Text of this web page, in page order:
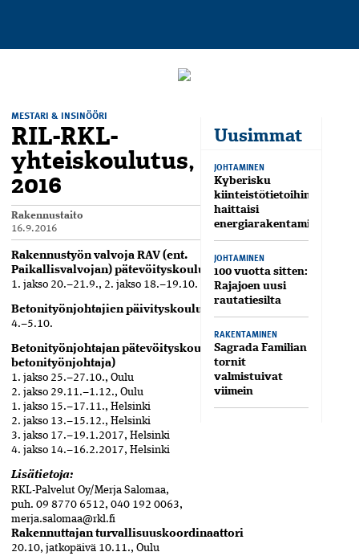
Uusimmat
JOHTAMINEN
Kyberisku
kiinteistötietoihin
haittaisi
energiarakentamista
JOHTAMINEN
100 vuotta sitten:
Rajajoen uusi
rautatiesilta
RAKENTAMINEN
Sagrada Familian
tornit
valmistuivat
viimein
MESTARI & INSINÖÖRI
RIL-RKL-
yhteiskoulutus, syksy
2016
Rakennustaito
16.9.2016
Rakennustyön valvoja RAV (ent.
Paikallisvalvojan) pätevöityskoulutus, Helsinki
1. jakso 20.–21.9., 2. jakso 18.–19.10.
Betonityönjohtajien ­päivityskoulutus, Helsinki
4.–5.10.
Betonityönjohtajan pätevöityskoulutus (ent. 1-lk
betonityönjohtaja)
1. jakso 25.–27.10., Oulu
2. jakso 29.11.–1.12., Oulu
1. jakso 15.–17.11., Helsinki
2. jakso 13.–15.12., Helsinki
3. jakso 17.–19.1.2017, Helsinki
4. jakso 14.–16.2.2017, Helsinki
Lisätietoja:
RKL-Palvelut Oy/Merja Salomaa,
puh. 09 8770 6512, 040 192 0063,
merja.salomaa@rkl.fi
Rakennuttajan turvallisuuskoordinaattori
20.10, jatkopäivä 10.11., Oulu